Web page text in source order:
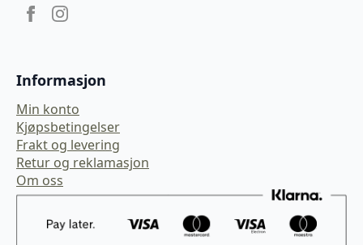
Informasjon
Min konto
Kjøpsbetingelser
Frakt og levering
Retur og reklamasjon
Om oss